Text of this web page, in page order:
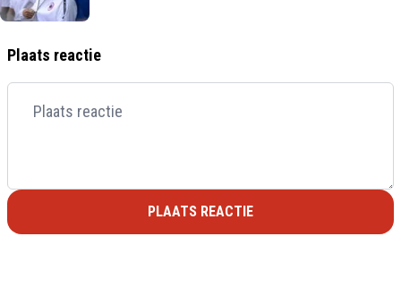
Plaats reactie
PLAATS REACTIE